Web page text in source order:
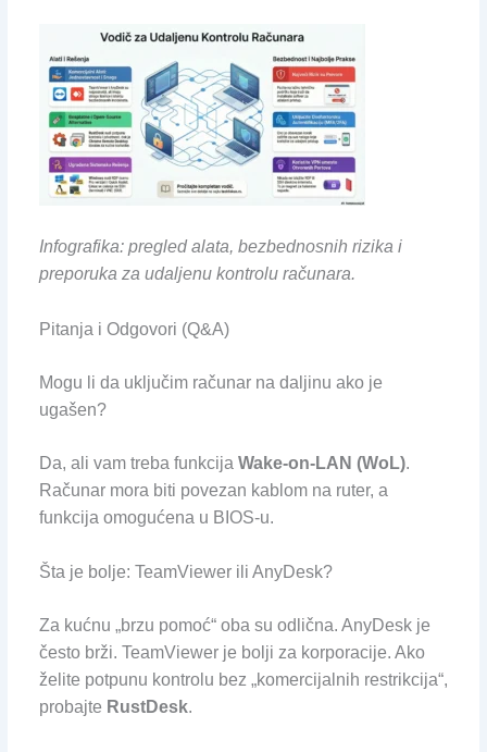
Infografika: pregled alata, bezbednosnih rizika i
preporuka za udaljenu kontrolu računara.
Pitanja i Odgovori (Q&A)
Mogu li da uključim računar na daljinu ako je
ugašen?
Da, ali vam treba funkcija Wake-on-LAN (WoL).
Računar mora biti povezan kablom na ruter, a
funkcija omogućena u BIOS-u.
Šta je bolje: TeamViewer ili AnyDesk?
Za kućnu „brzu pomoć“ oba su odlična. AnyDesk je
često brži. TeamViewer je bolji za korporacije. Ako
želite potpunu kontrolu bez „komercijalnih restrikcija“,
probajte RustDesk.